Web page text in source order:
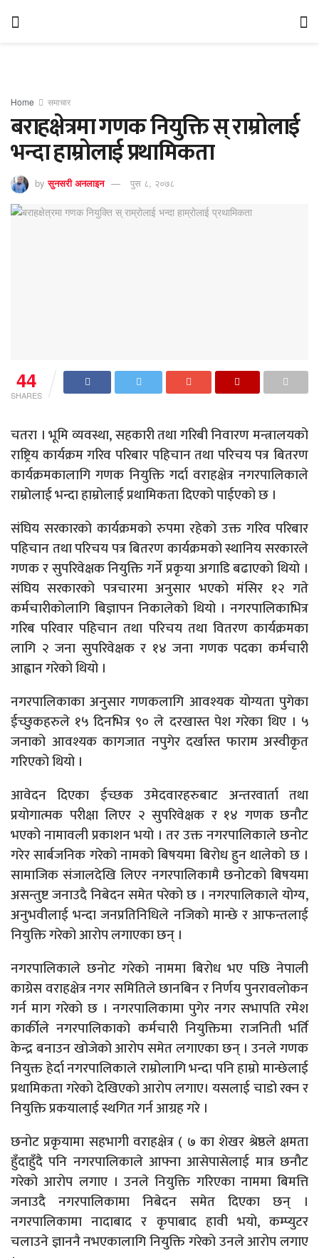
Home समाचार
बराहक्षेत्रमा गणक नियुक्ति स् राम्रोलाई
भन्दा हाम्रोलाई प्रथामिकता
by सुनसरी अनलाइन पुस ८, २०७८
44
SHARES
चतरा । भूमि व्यवस्था, सहकारी तथा गरिबी निवारण मन्त्रालयको
राष्ट्रिय कार्यक्रम गरिव परिबार पहिचान तथा परिचय पत्र बितरण
कार्यक्रमकालागि गणक नियुक्ति गर्दा वराहक्षेत्र नगरपालिकाले
राम्रोलाई भन्दा हाम्रोलाई प्रथामिकता दिएको पाईएको छ ।
संघिय सरकारको कार्यक्रमको रुपमा रहेको उक्त गरिव परिबार
पहिचान तथा परिचय पत्र बितरण कार्यक्रमको स्थानिय सरकारले
गणक र सुपरिवेक्षक नियुक्ति गर्ने प्रकृया अगाडि बढाएको थियो ।
संघिय सरकारको पत्रचारमा अनुसार भएको मंसिर १२ गते
कर्मचारीकोलागि बिज्ञापन निकालेको थियो । नगरपालिकाभित्र
गरिब परिवार पहिचान तथा परिचय तथा वितरण कार्यक्रमका
लागि २ जना सुपरिवेक्षक र १४ जना गणक पदका कर्मचारी
आह्वान गरेको थियो ।
नगरपालिकाका अनुसार गणकलागि आवश्यक योग्यता पुगेका
ईच्छुकहरुले १५ दिनभित्र ९० ले दरखास्त पेश गरेका थिए । ५
जनाको आवश्यक कागजात नपुगेर दर्खास्त फाराम अस्वीकृत
गरिएको थियो ।
आवेदन दिएका ईच्छक उमेदवारहरुबाट अन्तरवार्ता तथा
प्रयोगात्मक परीक्षा लिएर २ सुपरिवेक्षक र १४ गणक छनौट
भएको नामावली प्रकाशन भयो । तर उक्त नगरपालिकाले छनोट
गरेर सार्बजनिक गरेको नामको बिषयमा बिरोध हुन थालेको छ ।
सामाजिक संजालदेखि लिएर नगरपालिकामै छनोटको बिषयमा
असन्तुष्ट जनाउदै निबेदन समेत परेको छ । नगरपालिकाले योग्य,
अनुभवीलाई भन्दा जनप्रतिनिधिले नजिको मान्छे र आफन्तलाई
नियुक्ति गरेको आरोप लगाएका छन् ।
नगरपालिकाले छनोट गरेको नाममा बिरोध भए पछि नेपाली
काग्रेस वराहक्षेत्र नगर समितिले छानबिन र निर्णय पुनरावलोकन
गर्न माग गरेको छ । नगरपालिकामा पुगेर नगर सभापति रमेश
कार्कीले नगरपालिकाको कर्मचारी नियुक्तिमा राजनिती भर्ति
केन्द्र बनाउन खोजेको आरोप समेत लगाएका छन् । उनले गणक
नियुक्त हेर्दा नगरपालिकाले राम्रोलागि भन्दा पनि हाम्रो मान्छेलाई
प्रथामिकता गरेको देखिएको आरोप लगाए। यसलाई चाडो रक्न र
नियुक्ति प्रकयालाई स्थगित गर्न आग्रह गरे ।
छनोट प्रकृयामा सहभागी वराहक्षेत्र ( ७ का शेखर श्रेष्ठले क्षमता
हुँदाहुँदै पनि नगरपालिकाले आफ्ना आसेपासेलाई मात्र छनौट
गरेको आरोप लगाए । उनले नियुक्ति गरिएका नाममा बिमत्ति
जनाउदै नगरपालिकामा निबेदन समेत दिएका छन् ।
नगरपालिकामा नादाबाद र कृपाबाद हावी भयो, कम्प्युटर
चलाउने ज्ञाननै नभएकालागि नियुक्ति गरेको उनले आरोप लगाए